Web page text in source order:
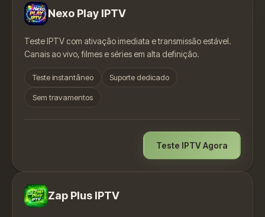
Nexo Play IPTV
Teste IPTV com ativação imediata e transmissão estável.
Canais ao vivo, filmes e séries em alta definição.
Teste instantâneo Suporte dedicado
Sem travamentos
Teste IPTV Agora
Zap Plus IPTV